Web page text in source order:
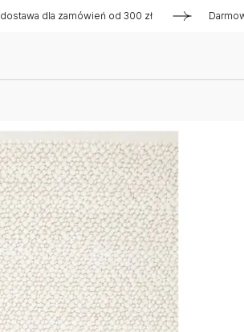
dla zamówień od 300 zł Darmowa